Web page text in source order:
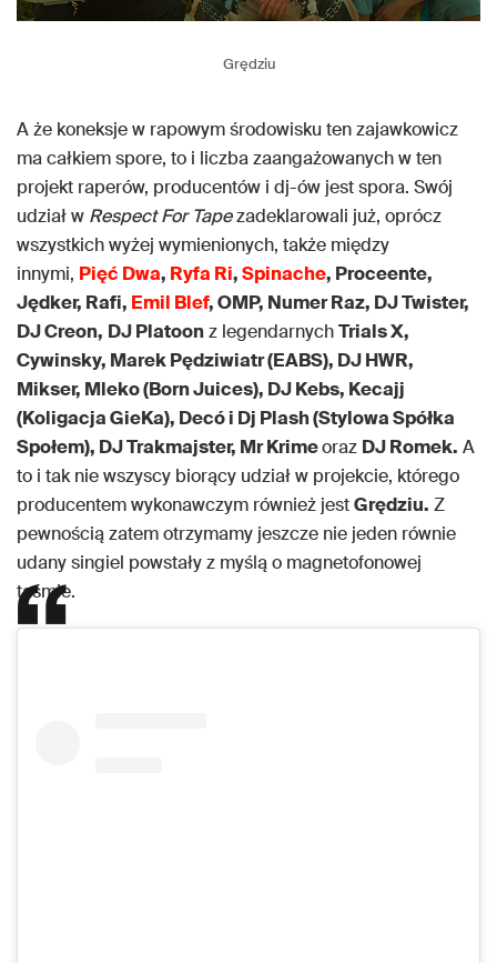
Grędziu
A że koneksje w rapowym środowisku ten zajawkowicz
ma całkiem spore, to i liczba zaangażowanych w ten
projekt raperów, producentów i dj-ów jest spora. Swój
udział w Respect For Tapezadeklarowali już, oprócz
wszystkich wyżej wymienionych, także między
innymi, Pięć Dwa, Ryfa Ri,Spinache, Proceente,
Jędker, Rafi, Emil Blef, OMP, Numer Raz, DJ Twister,
DJ Creon, DJ Platoonz legendarnychTrials X,
Cywinsky, Marek Pędziwiatr (EABS), DJ HWR,
Mikser, Mleko (Born Juices), DJ Kebs, Kecajj
(Koligacja GieKa), Decó i Dj Plash (Stylowa Spółka
Społem), DJ Trakmajster, Mr Krimeoraz DJ Romek. A
to i tak nie wszyscy biorący udział w projekcie, którego
producentem wykonawczym również jestGrędziu. Z
pewnością zatem otrzymamy jeszcze nie jeden równie
udany singiel powstały z myślą o magnetofonowej
taśmie.